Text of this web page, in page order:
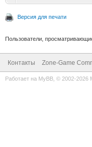
Версия для печати
Пользователи,
Контакты Zone-Game
Работает на MyBB , © 2002-2026